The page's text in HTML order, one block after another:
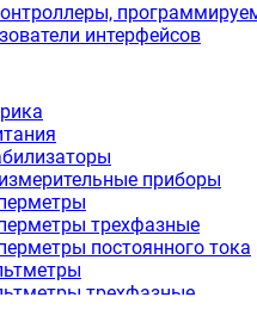
интерфейсов
приборы
трехфазные
постоянного тока
трехфазные
постоянного тока